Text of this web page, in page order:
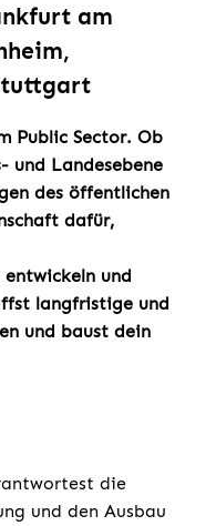
am
Public Sector. Ob
und Landesebene
des öffentlichen
dafür,
und
langfristige und
und baust dein
die
und den Ausbau